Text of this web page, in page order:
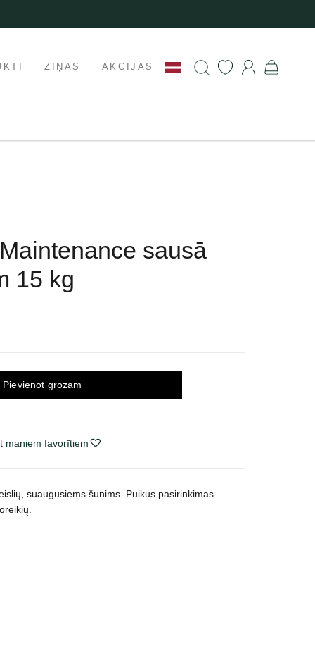
ZIŅAS AKCIJAS
sausā
15 kg
Pievienot grozam
maniem favorītiem
suaugusiems šunims. Puikus pasirinkimas